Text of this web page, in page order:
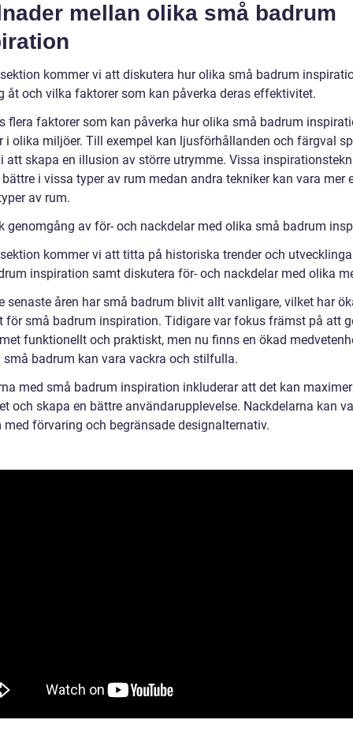
mellan olika små badrum
kommer vi att diskutera hur olika små badrum
åt och vilka faktorer som kan påverka deras effektivitet.
flera faktorer som kan påverka hur olika små badrum
i olika miljöer. Till exempel kan ljusförhållanden och färgval
att skapa en illusion av större utrymme. Vissa
i vissa typer av rum medan andra tekniker kan vara mer
av rum.
genomgång av för- och nackdelar med olika små badrum
kommer vi att titta på historiska trender och
inspiration samt diskutera för- och nackdelar med olika
senaste åren har små badrum blivit allt vanligare, vilket har
för små badrum inspiration. Tidigare var fokus främst på att
funktionellt och praktiskt, men nu finns en ökad
små badrum kan vara vackra och stilfulla.
med små badrum inspiration inkluderar att det kan
och skapa en bättre användarupplevelse. Nackdelarna kan
med förvaring och begränsade designalternativ.